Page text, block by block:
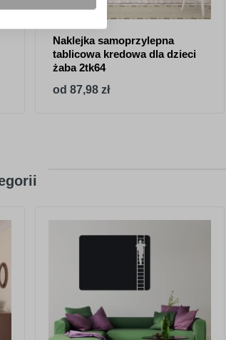
Naklejka samoprzylepna
tablicowa kredowa dla dzieci
żaba 2tk64
od 87,98 zł